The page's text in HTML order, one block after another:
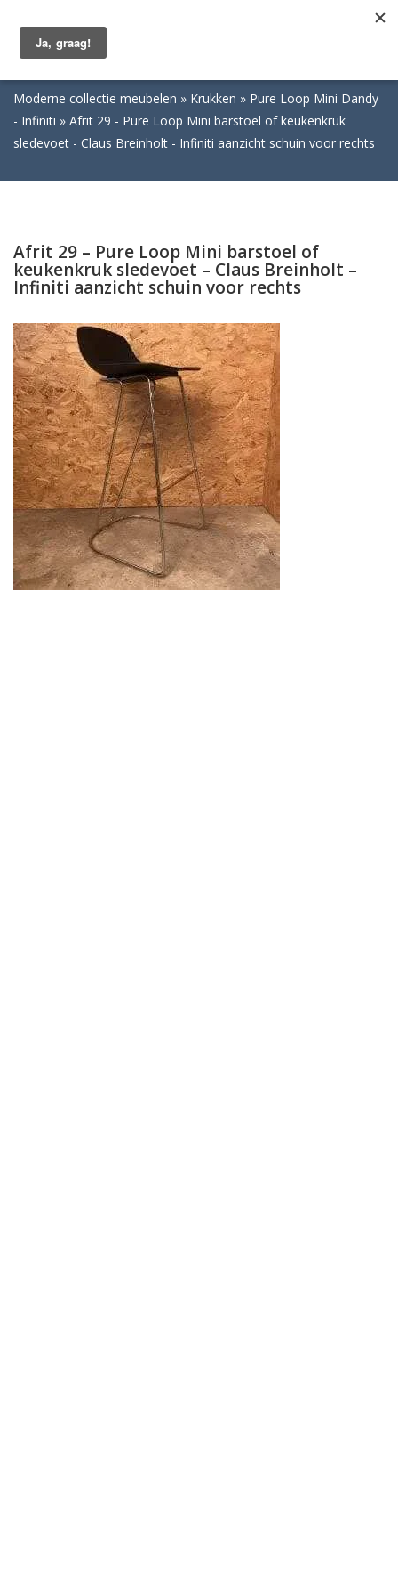
Moderne collectie meubelen Krukken
Pure Loop Mini Dandy
- Infiniti
Afrit 29 - Pure Loop Mini barstoel of keukenkruk
sledevoet - Claus Breinholt - Infiniti aanzicht schuin voor rechts
Afrit 29 – Pure Loop Mini barstoel of
keukenkruk sledevoet – Claus Breinholt –
Infiniti aanzicht schuin voor rechts